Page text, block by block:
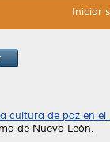
Iniciar
cultura de paz en
de Nuevo León.